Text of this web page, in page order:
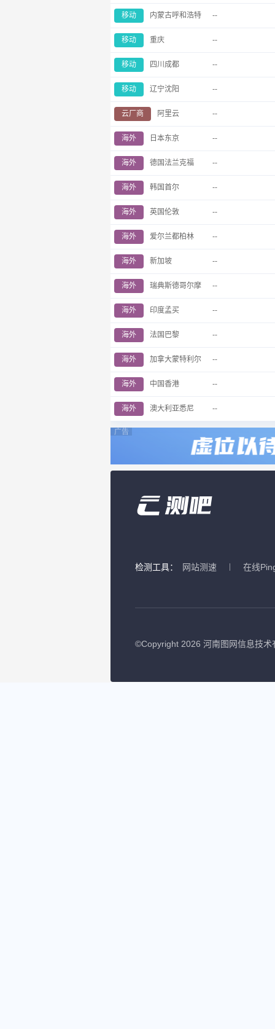
移动 内蒙古呼和浩特 --
移动 重庆 --
移动 四川成都 --
移动 辽宁沈阳 --
云厂商 阿里云 --
海外 日本东京 --
海外 德国法兰克福 --
海外 韩国首尔 --
海外 英国伦敦 --
海外 爱尔兰都柏林 --
海外 新加坡 --
海外 瑞典斯德哥尔摩 --
海外 印度孟买 --
海外 法国巴黎 --
海外 加拿大蒙特利尔 --
海外 中国香港 --
海外 澳大利亚悉尼 --
广告
检测工具： 网站测速 在线
©Copyright 2026 河南图网信息技